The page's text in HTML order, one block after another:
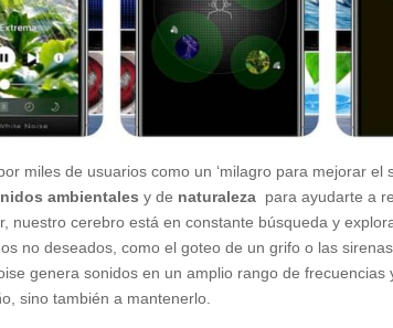
miles de usuarios como un ‘milagro para mejorar el
ambientales y de naturaleza para ayudarte a
nuestro cerebro está en constante búsqueda y
no deseados, como el goteo de un grifo o las
genera sonidos en un amplio rango de
sino también a mantenerlo.